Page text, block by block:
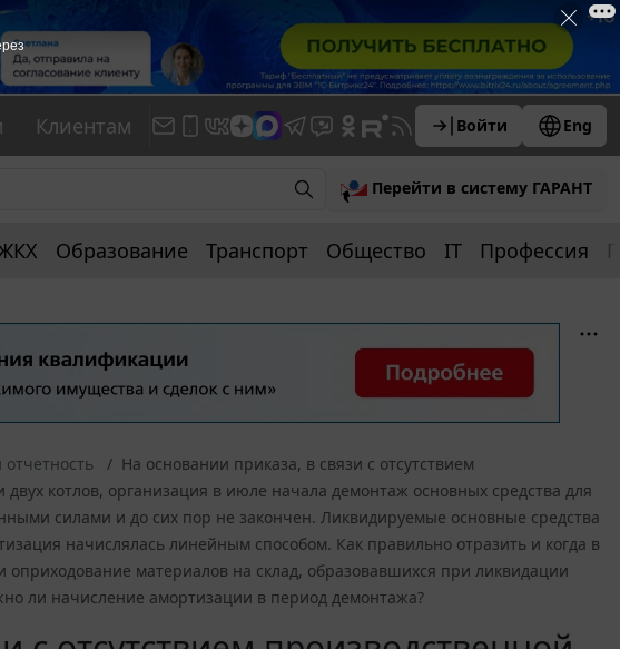
Клиентам Войти Eng
Перейти в систему ГАРАНТ
Образование Транспорт Общество IT Профессия
отчетность
На основании приказа, в связи с отсутствием
котлов, организация в июле начала демонтаж основных средства для
силами и до сих пор не закончен. Ликвидируемые основные средства
начислялась линейным способом. Как правильно отразить и когда в
оприходование материалов на склад, образовавшихся при ликвидации
ли начисление амортизации в период демонтажа?